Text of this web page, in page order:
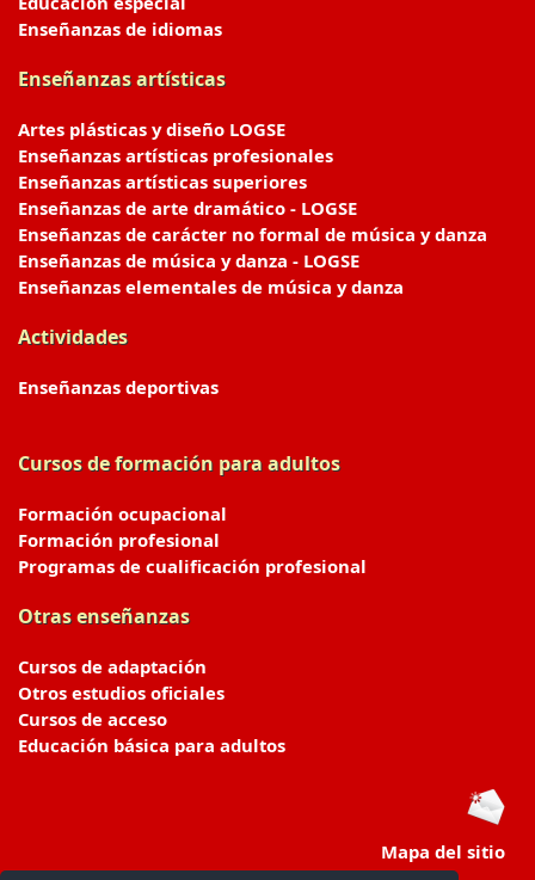
Enseñanzas de idiomas
Enseñanzas artísticas
Artes plásticas y diseño LOGSE
Enseñanzas artísticas profesionales
Enseñanzas artísticas superiores
Enseñanzas de arte dramático - LOGSE
Enseñanzas de carácter no formal de música y danza
Enseñanzas de música y danza - LOGSE
Enseñanzas elementales de música y danza
Actividades
Enseñanzas deportivas
Cursos de formación para adultos
Formación ocupacional
Formación profesional
Programas de cualificación profesional
Otras enseñanzas
Cursos de adaptación
Otros estudios oficiales
Cursos de acceso
Educación básica para adultos
Mapa del sitio